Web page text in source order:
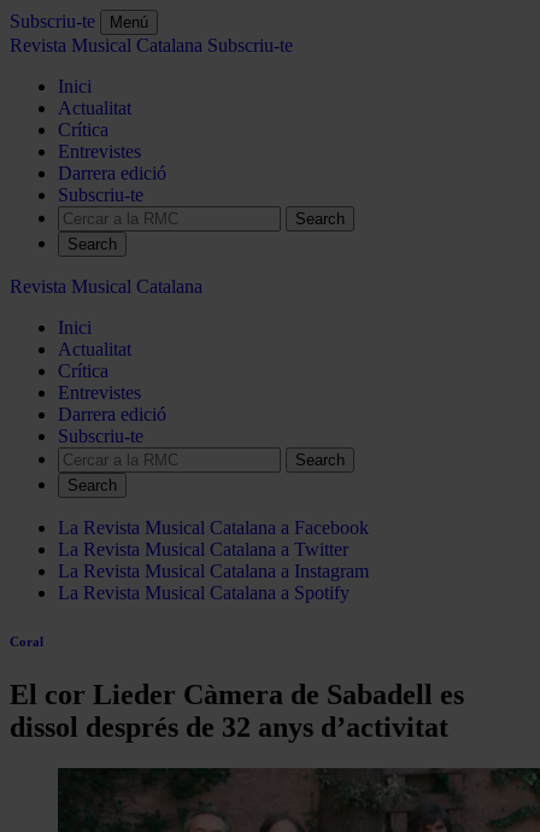
Subscriu-te Menú
Revista Musical Catalana Subscriu-te
Inici
Actualitat
Crítica
Entrevistes
Darrera edició
Subscriu-te
Search
Revista Musical Catalana
Inici
Actualitat
Crítica
Entrevistes
Darrera edició
Subscriu-te
Search
La Revista Musical Catalana a Facebook
La Revista Musical Catalana a Twitter
La Revista Musical Catalana a Instagram
La Revista Musical Catalana a Spotify
Coral
El cor Lieder Càmera de Sabadell es
dissol després de 32 anys d’activitat